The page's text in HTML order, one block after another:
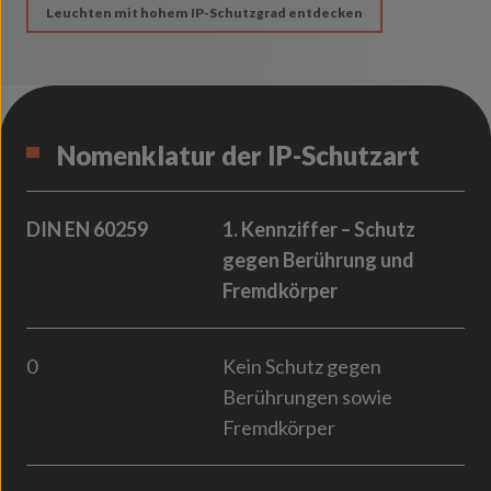
Leuchten mit hohem IP-Schutzgrad entdecken
Nomenklatur der IP-Schutzart
DIN EN 60259
1. Kennziffer – Schutz
gegen Berührung und
Fremdkörper
0
Kein Schutz gegen
Berührungen sowie
Fremdkörper